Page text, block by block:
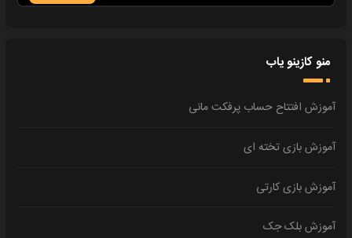
منو کازینو یاب
آموزش افتتاح حساب پرفکت مانی
آموزش بازی تخته ای
آموزش بازی کارتی
آموزش بلک جک